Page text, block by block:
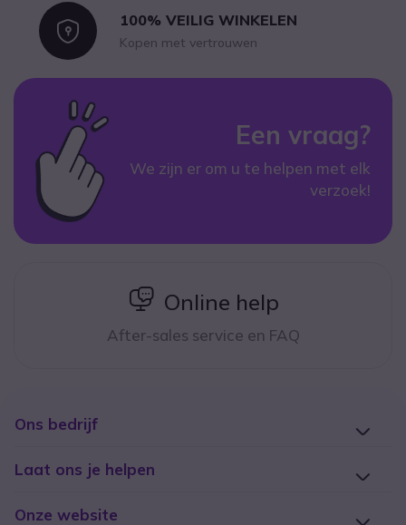
Icon100% VEILIG WINKELEN
Kopen met vertrouwen
Een vraag?
We zijn er om u te helpen met elk
verzoek!
icon
Online help
After-sales service en FAQ
Ons bedrijf
Laat ons je helpen
Onze website